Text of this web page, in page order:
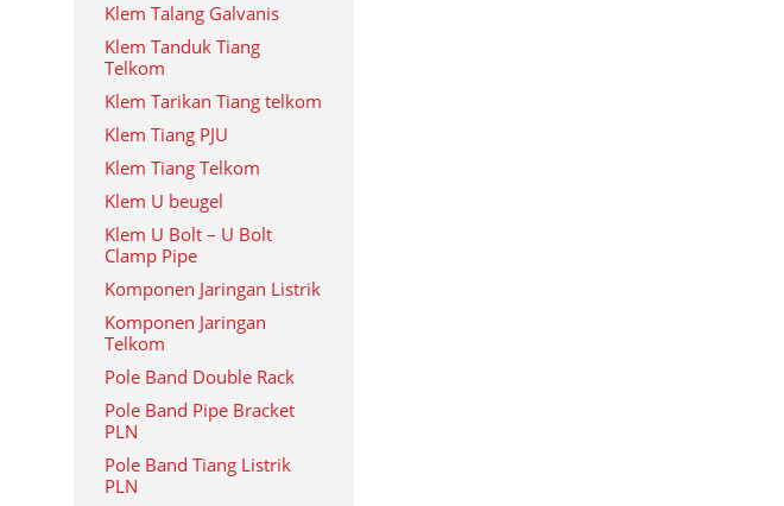
Klem Talang Galvanis
Klem Tanduk Tiang
Telkom
Klem Tarikan Tiang telkom
Klem Tiang PJU
Klem Tiang Telkom
Klem U beugel
Klem U Bolt – U Bolt
Clamp Pipe
Komponen Jaringan Listrik
Komponen Jaringan
Telkom
Pole Band Double Rack
Pole Band Pipe Bracket
PLN
Pole Band Tiang Listrik
PLN